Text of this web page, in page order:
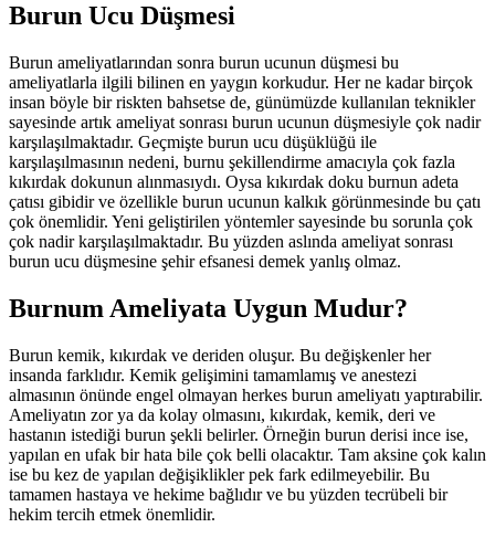
Burun Ucu Düşmesi
Burun ameliyatlarından sonra burun ucunun düşmesi bu
ameliyatlarla ilgili bilinen en yaygın korkudur. Her ne kadar birçok
insan böyle bir riskten bahsetse de, günümüzde kullanılan teknikler
sayesinde artık ameliyat sonrası burun ucunun düşmesiyle çok nadir
karşılaşılmaktadır. Geçmişte burun ucu düşüklüğü ile
karşılaşılmasının nedeni, burnu şekillendirme amacıyla çok fazla
kıkırdak dokunun alınmasıydı. Oysa kıkırdak doku burnun adeta
çatısı gibidir ve özellikle burun ucunun kalkık görünmesinde bu çatı
çok önemlidir. Yeni geliştirilen yöntemler sayesinde bu sorunla çok
çok nadir karşılaşılmaktadır. Bu yüzden aslında ameliyat sonrası
burun ucu düşmesine şehir efsanesi demek yanlış olmaz.
Burnum Ameliyata Uygun Mudur?
Burun kemik, kıkırdak ve deriden oluşur. Bu değişkenler her
insanda farklıdır. Kemik gelişimini tamamlamış ve anestezi
almasının önünde engel olmayan herkes burun ameliyatı yaptırabilir.
Ameliyatın zor ya da kolay olmasını, kıkırdak, kemik, deri ve
hastanın istediği burun şekli belirler. Örneğin burun derisi ince ise,
yapılan en ufak bir hata bile çok belli olacaktır. Tam aksine çok kalın
ise bu kez de yapılan değişiklikler pek fark edilmeyebilir. Bu
tamamen hastaya ve hekime bağlıdır ve bu yüzden tecrübeli bir
hekim tercih etmek önemlidir.